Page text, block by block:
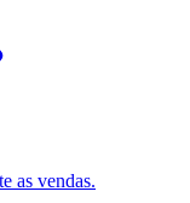
as vendas.